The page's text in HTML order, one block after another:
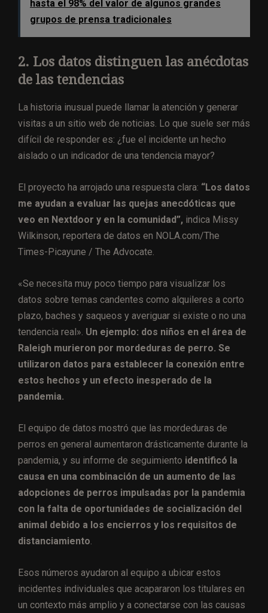
hasta el 98% del valor de algunos grandes
grupos de prensa tradicionales
2. Los datos distinguen las anécdotas
de las tendencias
La historia inusual puede llamar la atención y generar
visitas a un sitio web de noticias. Lo que suele ser más
difícil de responder es: ¿fue el incidente un hecho
aislado o un indicador de una tendencia mayor?
El proyecto ha arrojado una respuesta clara: “Los datos
me ayudan a evaluar las quejas anecdóticas que
veo en Nextdoor y en la comunidad”, indica Missy
Wilkinson, reportera de datos en NOLA.com/The
Times-Picayune / The Advocate.
«Se necesita muy poco tiempo para visualizar los
datos sobre temas candentes como alquileres a corto
plazo, baches y saqueos y averiguar si existe o no una
tendencia real». Un ejemplo: dos niños en el área de
Raleigh murieron por mordeduras de perro. Se
utilizaron datos para establecer la conexión entre
estos hechos y un efecto inesperado de la
pandemia.
El equipo de datos mostró que las mordeduras de
perros en general aumentaron drásticamente durante la
pandemia, y su informe de seguimiento identificó la
causa en una combinación de un aumento de las
adopciones de perros impulsadas por la pandemia
con la falta de oportunidades de socialización del
animal debido a los encierros y los requisitos de
distanciamiento.
Esos números ayudaron al equipo a ubicar estos
incidentes individuales que acapararon los titulares en
un contexto más amplio y a conectarse con las causas